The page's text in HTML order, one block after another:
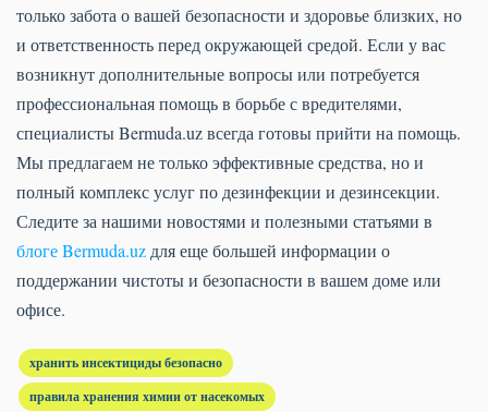
только забота о вашей безопасности и здоровье близких, но
и ответственность перед окружающей средой. Если у вас
возникнут дополнительные вопросы или потребуется
профессиональная помощь в борьбе с вредителями,
специалисты Bermuda.uz всегда готовы прийти на помощь.
Мы предлагаем не только эффективные средства, но и
полный комплекс услуг по дезинфекции и дезинсекции.
Следите за нашими новостями и полезными статьями в
блоге Bermuda.uz для еще большей информации о
поддержании чистоты и безопасности в вашем доме или
офисе.
хранить инсектициды безопасно
правила хранения химии от насекомых